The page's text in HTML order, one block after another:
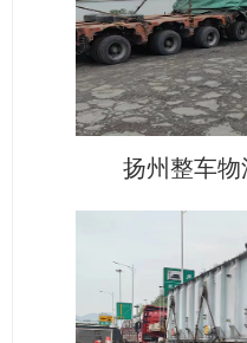
扬州整车物